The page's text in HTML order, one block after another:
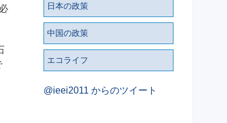
日本の政策
中国の政策
エコライフ
@ieei2011 からのツイート